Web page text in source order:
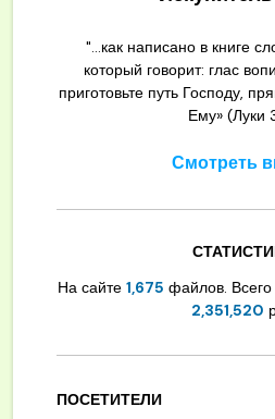
"...как написано в книге
который говорит: глас
приготовьте путь Господу,
Ему» (Луки
Смотреть
На сайте 1,675 файлов.
2,351,520
ПОСЕТИТЕЛИ